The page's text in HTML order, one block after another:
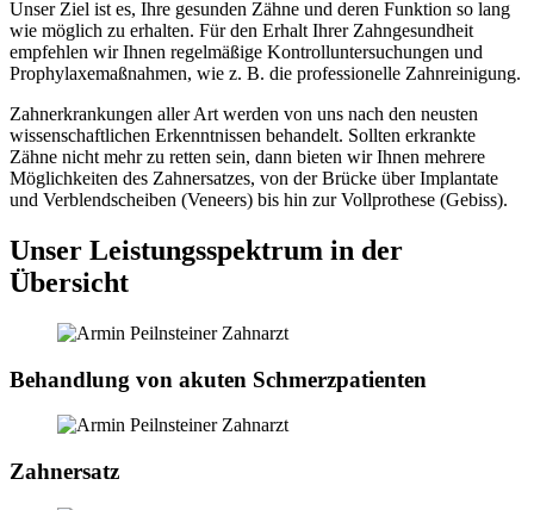
Unser Ziel ist es, Ihre gesunden Zähne und deren Funktion so lang
wie möglich zu erhalten. Für den Erhalt Ihrer Zahngesundheit
empfehlen wir Ihnen regelmäßige Kontrolluntersuchungen und
Prophylaxemaßnahmen, wie z. B. die professionelle Zahnreinigung.
Zahnerkrankungen aller Art werden von uns nach den neusten
wissenschaftlichen Erkenntnissen behandelt. Sollten erkrankte
Zähne nicht mehr zu retten sein, dann bieten wir Ihnen mehrere
Möglichkeiten des Zahnersatzes, von der Brücke über Implantate
und Verblendscheiben (Veneers) bis hin zur Vollprothese (Gebiss).
Unser Leistungsspektrum in der
Übersicht
Behandlung von akuten Schmerzpatienten
Zahnersatz